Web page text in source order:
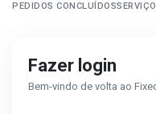
PEDIDOS CONCLUÍDOS
Fazer login
Bem-vindo de volta ao